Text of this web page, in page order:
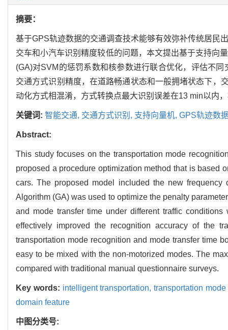
摘要：
基于GPS轨迹数据的交通调查技术能够有效弥补传统居民
交车和小汽车识别精度较低的问题，本文提出基于支持向
(GA)对SVM的惩罚系数和核参数进行联合优化，评估不
交通方式识别精度，在道路畅通状态和一般拥堵状态下，
动化方式相混淆，方式转换点最大识别误差在13 min以内
关键词: 智能交通, 交通方式识别, 支持向量机, GPS轨迹数
Abstract:
This study focuses on the transportation mode
proposed a procedure optimization method that is based
cars. The proposed model included the new frequency
Algorithm (GA) was used to optimize the penalty
and mode transfer time under different traffic
effectively improved the recognition accuracy of the
transportation mode recognition and mode transfer time
easy to be mixed with the non-motorized modes. The
compared with traditional manual questionnaire surveys.
Key words: intelligent transportation,transportation
domain feature
中图分类号: